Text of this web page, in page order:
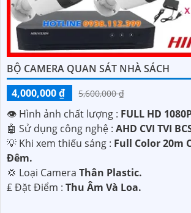
BỘ CAMERA QUAN SÁT NHÀ SÁCH
4,000,000 ₫
5,600,000 ₫
👁 Hình ảnh chất lượng : FULL HD
🤖️ Sử dụng công nghệ : AHD CVI TVI
💡 Khi xem thiếu sáng : Full Color 20m
Ðêm.
💢 Loại Camera Thân Plastic.
️₤ Đặt Điểm : Thu Âm Và Loa.